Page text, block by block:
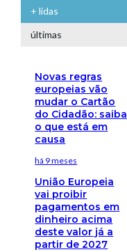
+ lidas
últimas
Novas regras
europeias vão
mudar o Cartão
do Cidadão: saiba
o que está em
causa
há 9 meses
União Europeia
vai proibir
pagamentos em
dinheiro acima
deste valor já a
partir de 2027